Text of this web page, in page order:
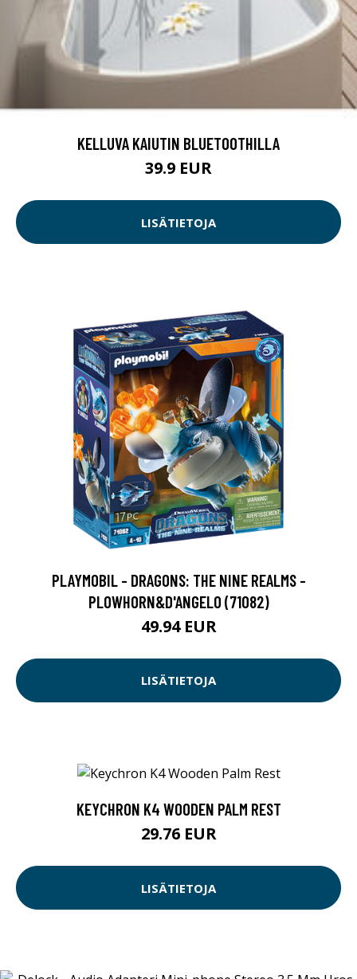
KELLUVA KAIUTIN BLUETOOTHILLA
39.9 EUR
LISÄTIETOJA
PLAYMOBIL - DRAGONS: THE NINE REALMS -
PLOWHORN&D'ANGELO (71082)
49.94 EUR
LISÄTIETOJA
KEYCHRON K4 WOODEN PALM REST
29.76 EUR
LISÄTIETOJA